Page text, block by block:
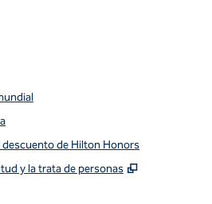
de Hilton Honors
y la trata de personas
,